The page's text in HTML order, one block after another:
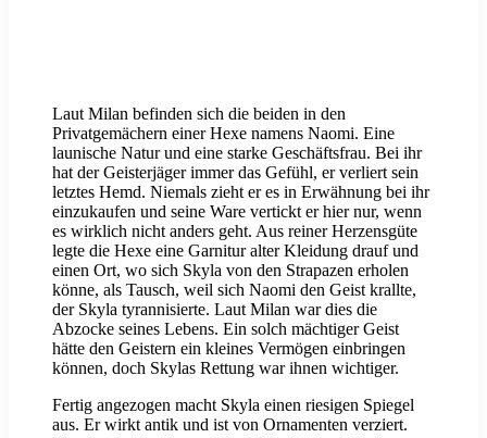
Laut Milan befinden sich die beiden in den
Privatgemächern einer Hexe namens Naomi. Eine
launische Natur und eine starke Geschäftsfrau. Bei ihr
hat der Geisterjäger immer das Gefühl, er verliert sein
letztes Hemd. Niemals zieht er es in Erwähnung bei ihr
einzukaufen und seine Ware vertickt er hier nur, wenn
es wirklich nicht anders geht. Aus reiner Herzensgüte
legte die Hexe eine Garnitur alter Kleidung drauf und
einen Ort, wo sich Skyla von den Strapazen erholen
könne, als Tausch, weil sich Naomi den Geist krallte,
der Skyla tyrannisierte. Laut Milan war dies die
Abzocke seines Lebens. Ein solch mächtiger Geist
hätte den Geistern ein kleines Vermögen einbringen
können, doch Skylas Rettung war ihnen wichtiger.
Fertig angezogen macht Skyla einen riesigen Spiegel
aus. Er wirkt antik und ist von Ornamenten verziert.